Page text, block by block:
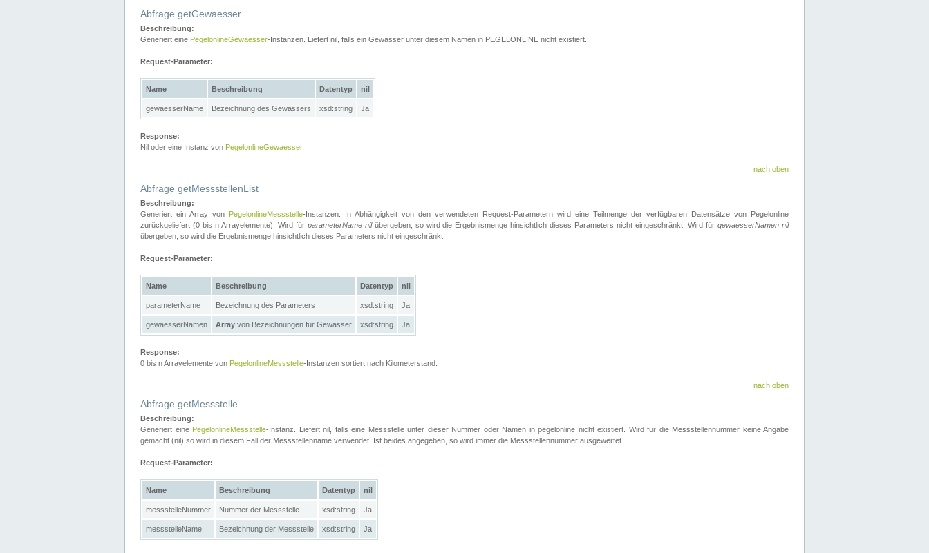
Abfrage getGewaesser
Beschreibung:
Generiert eine PegelonlineGewaesser-Instanzen. Liefert nil, falls ein Gewässer unter diesem Namen in PEGELONLINE nicht existiert.
Request-Parameter:
Name Beschreibung Datentyp nil
gewaesserName Bezeichnung des Gewässers xsd:string Ja
Response:
Nil oder eine Instanz von PegelonlineGewaesser.
nach oben
Abfrage getMessstellenList
Beschreibung:
Generiert ein Array von PegelonlineMessstelle-Instanzen. In Abhängigkeit von den verwendeten Request-Parametern wird eine Teilmenge der verfügbaren Datensätze von Pegelonline
zurückgeliefert (0 bis n Arrayelemente). Wird für parameterName nilübergeben, so wird die Ergebnismenge hinsichtlich dieses Parameters nicht eingeschränkt. Wird fürgewaesserNamen nil
übergeben, so wird die Ergebnismenge hinsichtlich dieses Parameters nicht eingeschränkt.
Request-Parameter:
Name Beschreibung Datentyp nil
parameterName Bezeichnung des Parameters xsd:string Ja
gewaesserNamen Array von Bezeichnungen für Gewässer xsd:string Ja
Response:
0 bis n Arrayelemente von PegelonlineMessstelle-Instanzen sortiert nach Kilometerstand.
nach oben
Abfrage getMessstelle
Beschreibung:
Generiert eine PegelonlineMessstelle-Instanz. Liefert nil, falls eine Messstelle unter dieser Nummer oder Namen in pegelonline nicht existiert. Wird für die Messstellennummer keine Angabe
gemacht (nil) so wird in diesem Fall der Messstellenname verwendet. Ist beides angegeben, so wird immer die Messstellennummer ausgewertet.
Request-Parameter:
Name Beschreibung Datentyp nil
messstelleNummer Nummer der Messstelle xsd:string Ja
messstelleName Bezeichnung der Messstelle xsd:string Ja